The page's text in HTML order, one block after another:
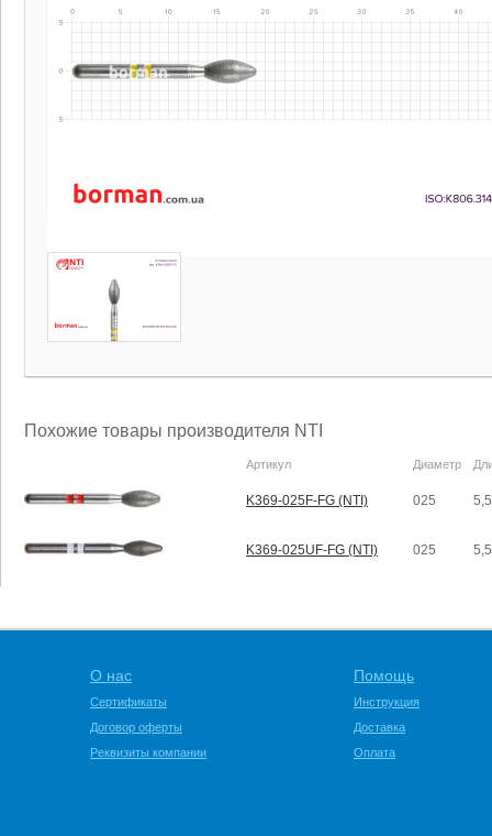
Похожие товары производителя NTI
Артикул Диаметр
K369-025F-FG (NTI) 025
K369-025UF-FG (NTI) 025
О нас
Сертификаты
Договор оферты
Реквизиты компании
Помощь
Инструкция
Доставка
Оплата